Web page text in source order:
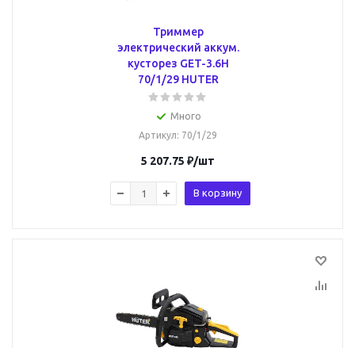
Триммер
электрический аккум.
кусторез GET-3.6H
70/1/29 HUTER
Много
Артикул: 70/1/29
5 207.75 ₽/шт
В корзину